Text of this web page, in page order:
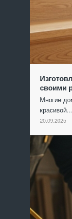
своими
Многие
красивой…
20.09.2025